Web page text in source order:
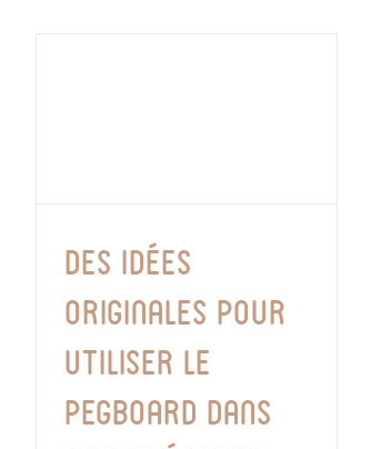
Des idées
originales pour
utiliser le
pegboard dans